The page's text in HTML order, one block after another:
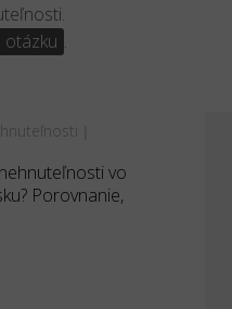
otázku .
vo
Porovnanie,